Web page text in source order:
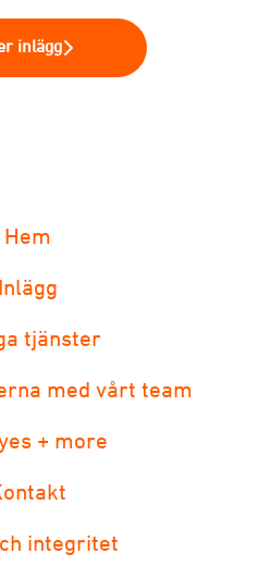
inlägg
Hem
Inlägg
tjänster
med vårt team
+ more
integritet